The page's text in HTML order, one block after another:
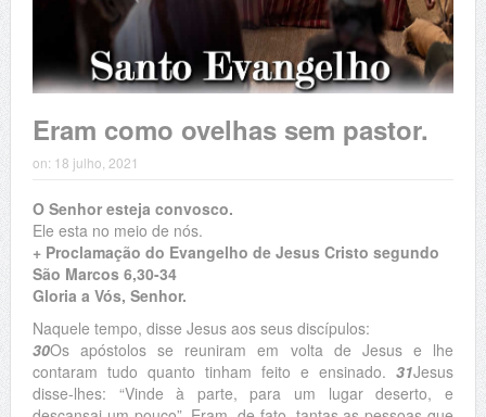
Eram como ovelhas sem pastor.
on: 18 julho, 2021
O Senhor esteja convosco.
Ele esta no meio de nós.
+ Proclamação do Evangelho de Jesus Cristo segundo
São Marcos 6,30-34
Gloria a Vós, Senhor.
Naquele tempo, disse Jesus aos seus discípulos:
30Os apóstolos se reuniram em volta de Jesus e lhe
contaram tudo quanto tinham feito e ensinado.31Jesus
disse-lhes: “Vinde à parte, para um lugar deserto, e